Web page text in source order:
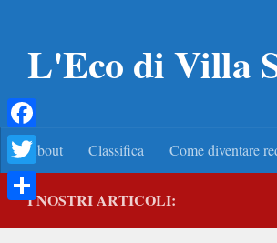
L'Eco di Villa
About Classifica Come diventare
I NOSTRI ARTICOLI:
Facebook
Twitter